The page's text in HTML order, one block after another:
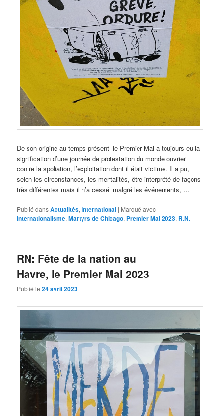
De son origine au temps présent, le Premier Mai a toujours eu la
signification d’une journée de protestation du monde ouvrier
contre la spoliation, l’exploitation dont il était victime. Il a pu,
selon les circonstances, les mentalités, être interprété de façons
très différentes mais il n’a cessé, malgré les événements, …
Publié dansActualités,International | Marqué avec
internationalisme,Martyrs de Chicago, Premier Mai 2023, R.N.
RN: Fête de la nation au
Havre, le Premier Mai 2023
Publié le24 avril 2023